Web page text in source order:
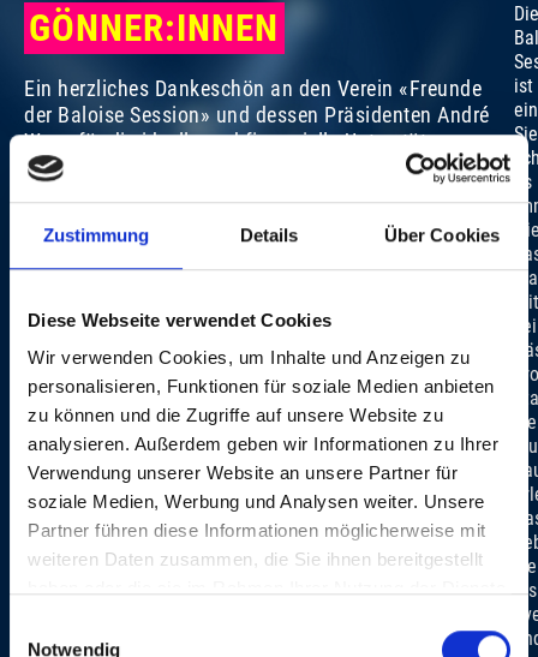
Zustimmung Details Über Cookies
Diese Webseite verwendet Cookies
Wir verwenden Cookies, um Inhalte und Anzeigen zu
personalisieren, Funktionen für soziale Medien anbieten
zu können und die Zugriffe auf unsere Website zu
analysieren. Außerdem geben wir Informationen zu Ihrer
Verwendung unserer Website an unsere Partner für
soziale Medien, Werbung und Analysen weiter. Unsere
Partner führen diese Informationen möglicherweise mit
weiteren Daten zusammen, die Sie ihnen bereitgestellt
Notwendig
GÖNNER:INNEN
Ein herzliches Dankeschön an den Verein «Freunde
der Baloise Session» und dessen Präsidenten André
Wyss für die ideelle und finanzielle Unterstützung.
Die
ist
Sie
es
mit
sie
als